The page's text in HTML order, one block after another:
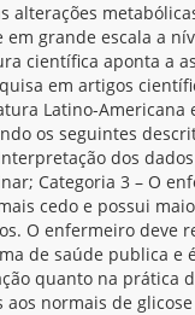
alterações
grande escala a
científica aponta a
em artigos
Latino-Americana
os seguintes
dos
Categoria 3 – O
cedo e possui
O enfermeiro deve
de saúde publica e
quanto na prática
normais de